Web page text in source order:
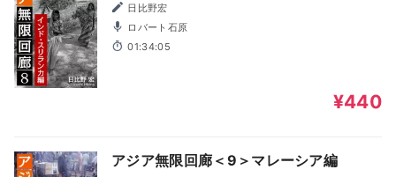
日比野宏
ロバート石原
01:34:05
¥440
アジア無限回廊＜9＞マレーシア編